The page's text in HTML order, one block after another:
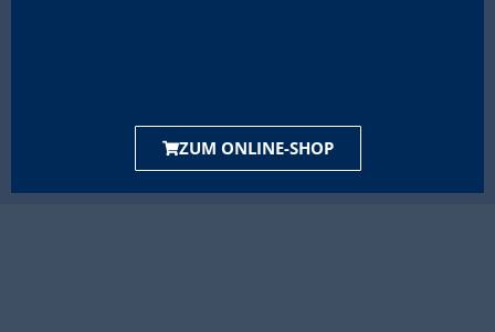
ZUM ONLINE-SHOP